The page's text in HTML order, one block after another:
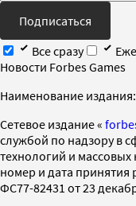
Подписаться
Все сразу
Новости Forbes Games
Наименование издания:
Cетевое издание «
службой по надзору в
технологий и
номер и дата
ФС77-82431 от 23